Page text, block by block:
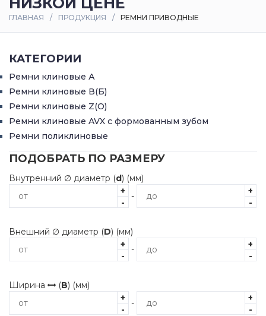
и
доставка
Контакты
ГЛАВНАЯ ПРОДУКЦИЯ РЕМНИ ПРИВОДНЫЕ
КАТЕГОРИИ
Ремни клиновые А
Ремни клиновые В(Б)
Ремни клиновые Z(О)
Ремни клиновые AVX с формованным зубом
Ремни поликлиновые
ПОДОБРАТЬ ПО РАЗМЕРУ
Внутренний ∅ диаметр (d) (мм)
+
-
-
+
-
Внешний ∅ диаметр (D) (мм)
+
-
-
+
-
Ширина (B) (мм)
+
-
-
+
-